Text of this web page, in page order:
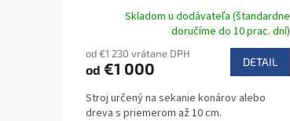
Skladom u dodávateľa (štandardne
doručíme do 10 prac. dní)
od €1 230 vrátane DPH
od €1 000 DETAIL
Stroj určený na sekanie konárov alebo
dreva s priemerom až 10 cm.